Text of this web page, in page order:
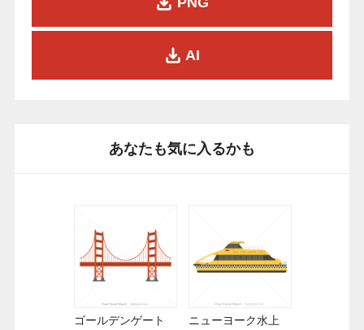
AI
あなたも気に入るかも
ゴールデンゲート
ニューヨーク水上